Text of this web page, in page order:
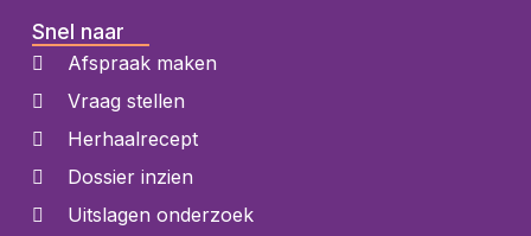
Snel naar
Afspraak maken
Vraag stellen
Herhaalrecept
Dossier inzien
Uitslagen onderzoek